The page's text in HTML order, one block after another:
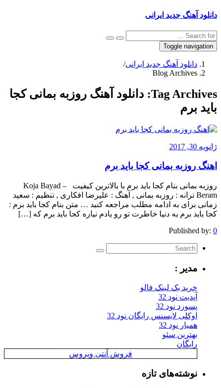
دانلود آهنگ جدید ایرانی
Toggle navigation
دانلود آهنگ جدید ایرانی/
Blog Archives
Tag Archives: دانلود آهنگ روزبه بمانی کجا
باید برم
ژانویه 30, 2017
اهنگ روزبه بمانی کجا باید برم
روزبه بمانی بنام کجا باید برم با بالاترین کیفیت – Koja Bayad
Beram ترانه : روزبه بمانی , آهنگ : علیرضا افکاری , تنظیم : سعید
زمانی برای به ادامه مطلب مراجعه کنید … متن بنام کجا باید برم :
کجا باید برم یه دنیا خاطرت تو رو یادم نیاره کجا باید برم که […]
Published by: 0
مدیر :
خرید بک لینک فالو
آپدیت نود 32
پسورد نود 32
اوکلی لایسنس رایگان نود 32
همیار نود 32
بهترین سئو
رایگان
فروش آنتی ویروس
نوشته‌های تازه